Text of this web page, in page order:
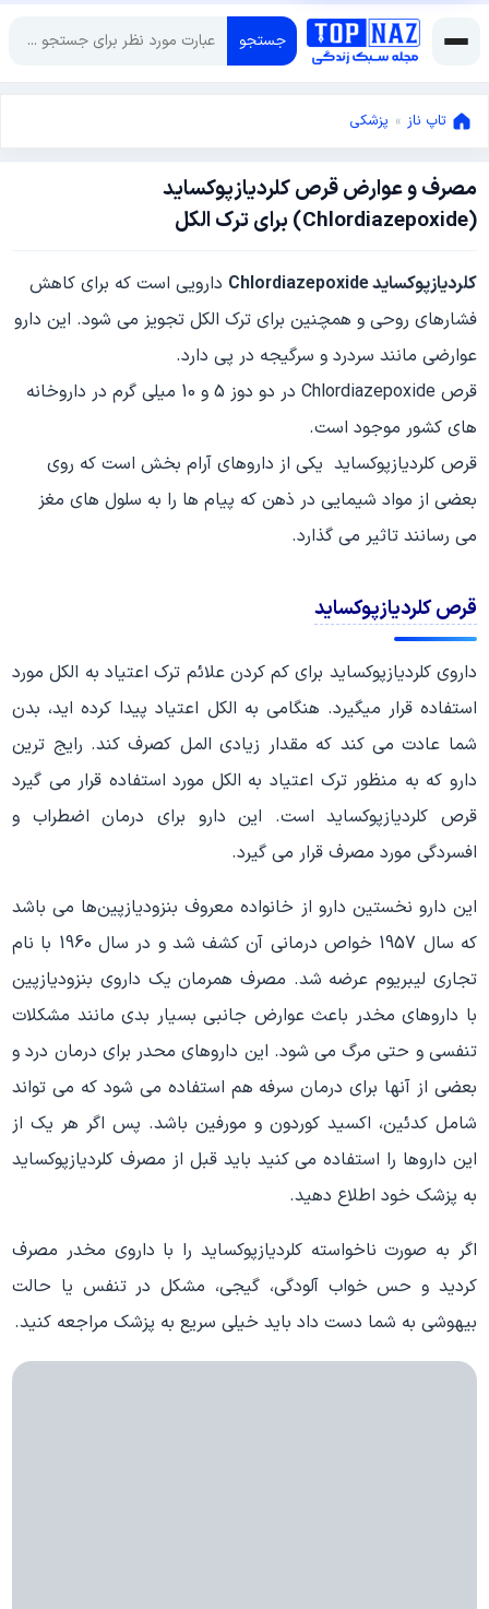
جستجو
تاپ ناز » پزشکی
مصرف و عوارض قرص کلردیازپوکساید
(Chlordiazepoxide) برای ترک الکل
جولای
19,
2022
کلردیازپوکساید Chlordiazepoxide
دارویی است که برای کاهش
فشارهای روحی و همچنین برای ترک الکل تجویز می شود. این دارو
عوارضی مانند سردرد و سرگیجه در پی دارد.
قرص Chlordiazepoxide در دو دوز 5 و 10 میلی گرم در داروخانه
های کشور موجود است.
قرص کلردیازپوکساید یکی از داروهای آرام بخش است که روی
بعضی از مواد شیمایی در ذهن که پیام ها را به سلول های مغز
می رسانند تاثیر می گذارد.
قرص کلردیازپوکساید
داروی کلردیازپوکساید برای کم کردن علائم ترک اعتیاد به الکل مورد
استفاده قرار میگیرد. هنگامی به الکل اعتیاد پیدا کرده اید، بدن
شما عادت می کند که مقدار زیادی المل کصرف کند. رایج ترین
دارو که به منظور ترک اعتیاد به الکل مورد استفاده قرار می گیرد
قرص کلردیازپوکساید است. این دارو برای درمان اضطراب و
افسردگی مورد مصرف قرار می گیرد.
این دارو نخستین دارو از خانواده معروف بنزودیازپین‌ها می باشد
که سال 1957 خواص درمانی آن کشف شد و در سال 1960 با نام
تجاری لیبریوم عرضه شد. مصرف همرمان یک داروی بنزودیازپین
با داروهای مخدر باعث عوارض جانبی بسیار بدی مانند مشکلات
تنفسی و حتی مرگ می شود. این داروهای محدر برای درمان درد و
بعضی از آنها برای درمان سرفه هم استفاده می شود که می تواند
شامل کدئین، اکسید کوردون و مورفین باشد. پس اگر هر یک از
این داروها را استفاده می کنید باید قبل از مصرف کلردیازپوکساید
به پزشک خود اطلاع دهید.
اگر به صورت ناخواسته کلردیازپوکساید را با داروی مخدر مصرف
کردید و حس خواب آلودگی، گیجی، مشکل در تنفس یا حالت
بیهوشی به شما دست داد باید خیلی سریع به پزشک مراجعه کنید.